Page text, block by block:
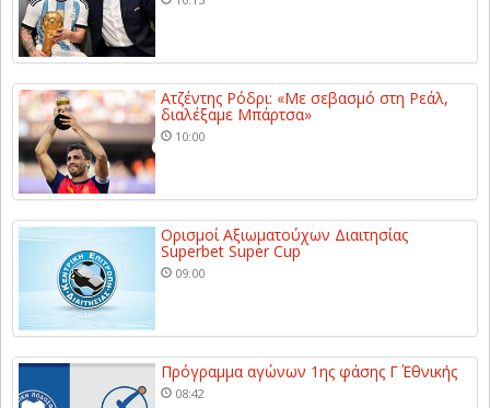
Ατζέντης Ρόδρι: «Με σεβασμό στη Ρεάλ,
διαλέξαμε Μπάρτσα»
10:00
Ορισμοί Αξιωματούχων Διαιτησίας
Superbet Super Cup
09:00
Πρόγραμμα αγώνων 1ης φάσης Γ΄ Εθνικής
08:42